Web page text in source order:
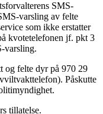
SMS-
varsling av felte
som ikke erstatter
kvotetelefonen jf. pkt 3
varsling.
og felte dyr på 970 29
Påskutte
tillatelse.